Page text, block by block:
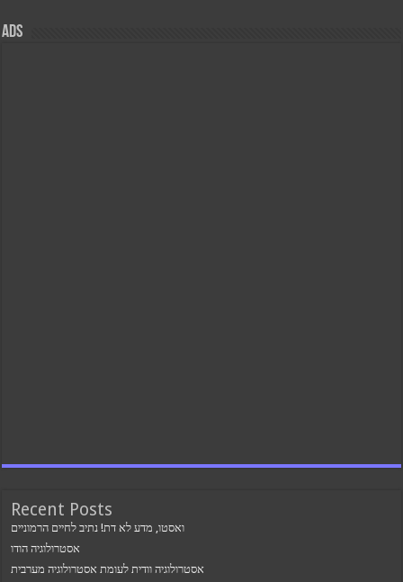
ads
Recent Posts
ואסטו, מדע לא דת! נתיב לחיים הרמוניים
אסטרולוגיה הודו
אסטרולוגיה וודית לעומת אסטרולוגיה מערבית